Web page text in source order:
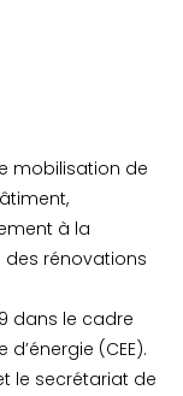
mobilisation de
à la
rénovations
dans le cadre
(CEE).
le secrétariat de